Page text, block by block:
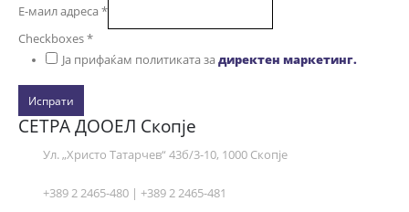
Е-маил адреса*
Checkboxes*
Ја прифаќам политиката задиректен маркетинг.
Испрати
СЕТРА ДООЕЛ Скопје
Ул. „Христо Татарчев“ 43б/3-10, 1000 Скопје
+389 2 2465-480 | +389 2 2465-481